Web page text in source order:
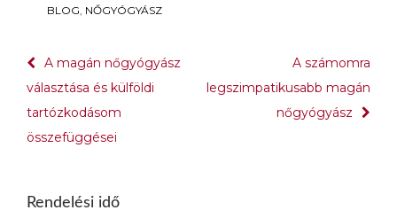
BLOG NŐGYÓGYÁSZ
Bejegyzés
navigáció
A magán nőgyógyász
választása és külföldi
tartózkodásom
összefüggései
A számomra
legszimpatikusabb magán
nőgyógyász
Rendelési idő